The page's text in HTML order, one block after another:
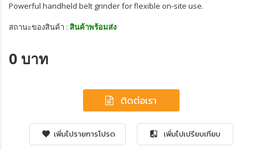
Powerful handheld belt grinder for flexible on-site use.
สถานะของสินค้า : สินค้าพร้อมส่ง
0 บาท
ติดต่อเรา
เพิ่มไปรายการโปรด เพิ่มไปเปรียบเทียบ